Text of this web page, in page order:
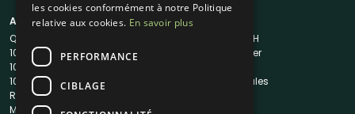
A propos
Qui sommes-nous ?
1001Salles
1001Salles PRO
1001DJ
Reserverunbar
MP2
Liens utiles
Traiteur en 48H
Nous contacter
Mentions légales
les cookies conformément à notre Politique
relative aux cookies. En savoir plus
PERFORMANCE
CIBLAGE